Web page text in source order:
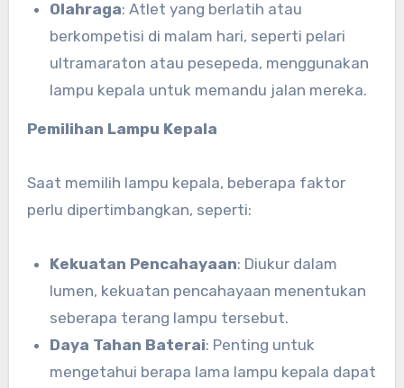
Olahraga: Atlet yang berlatih atau
berkompetisi di malam hari, seperti pelari
ultramaraton atau pesepeda, menggunakan
lampu kepala untuk memandu jalan mereka.
Pemilihan Lampu Kepala
Saat memilih lampu kepala, beberapa faktor
perlu dipertimbangkan, seperti:
Kekuatan Pencahayaan: Diukur dalam
lumen, kekuatan pencahayaan menentukan
seberapa terang lampu tersebut.
Daya Tahan Baterai: Penting untuk
mengetahui berapa lama lampu kepala dapat